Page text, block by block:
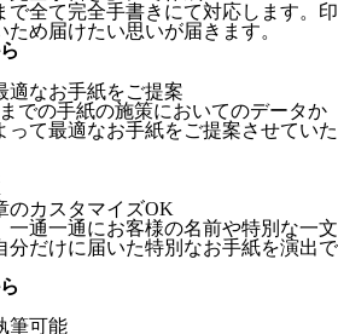
で全て完全手書きにて対応します。印
め届けたい思いが届きます。
での手紙の施策においてのデータか
って最適なお手紙をご提案させていた
一通一通にお客様の名前や特別な一文
分だけに届いた特別なお手紙を演出で